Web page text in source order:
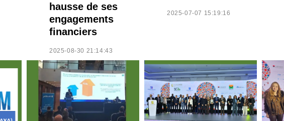
hausse de ses
engagements
financiers
2025-08-30 21:14:43
2025-07-07 15:19:16